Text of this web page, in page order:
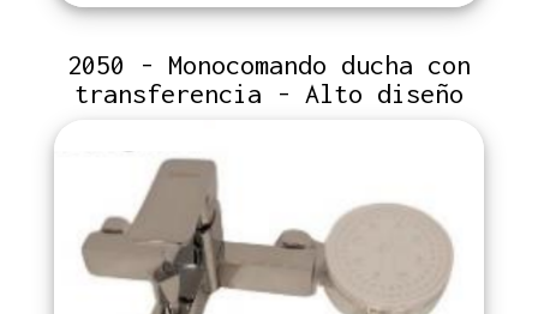
2050 - Monocomando ducha con
transferencia - Alto diseño